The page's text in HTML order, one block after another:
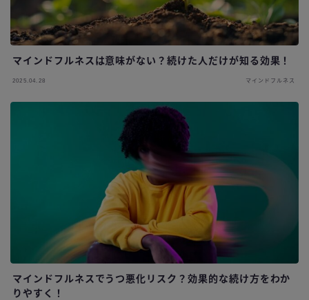
マインドフルネスは意味がない？続けた人だけが知る効果！
2025.04.28 マインドフルネス
マインドフルネスでうつ悪化リスク？効果的な続け方をわか
りやすく！